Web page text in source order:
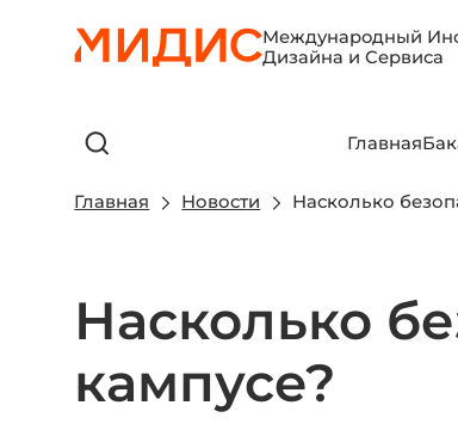
Международный
Дизайна и Сервиса
Главная
Главная Новости Насколько
Насколько
кампусе?